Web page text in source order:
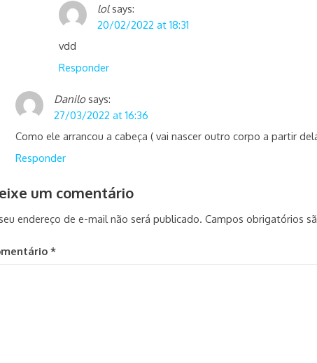
lol says:
20/02/2022 at 18:31
vdd
Responder
Danilo says:
27/03/2022 at 16:36
Como ele arrancou a cabeça ( vai nascer outro corpo a partir
Responder
um comentário
endereço de e-mail não será publicado. Campos obrigatórios
*